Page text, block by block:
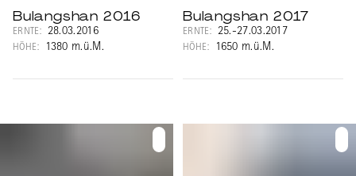
Bulangshan 2016
ERNTE: 28.03.2016
HÖHE: 1380 m.ü.M.
Bulangshan 2017
ERNTE: 25.-27.03.2017
HÖHE: 1650 m.ü.M.